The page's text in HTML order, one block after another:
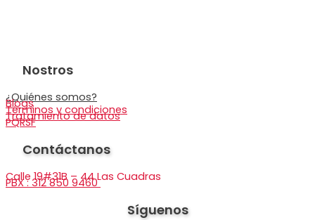
Nostros
¿Quiénes somos?
Blogs
Términos y condiciones
Tratamiento de datos
PQRSF
Contáctanos
Calle 19#31B – 44 Las Cuadras
PBX : 312 850 9460
Síguenos